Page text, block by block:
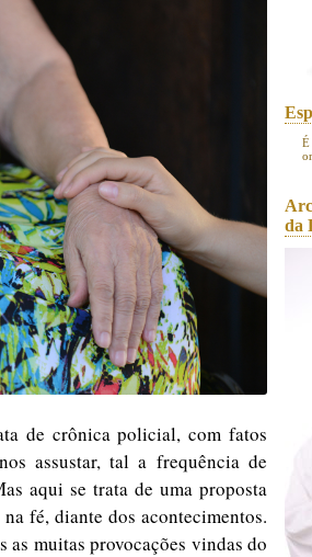
de crônica policial, com fatos
assustar, tal a frequência de
aqui se trata de uma proposta
fé, diante dos acontecimentos.
as muitas provocações vindas do
da